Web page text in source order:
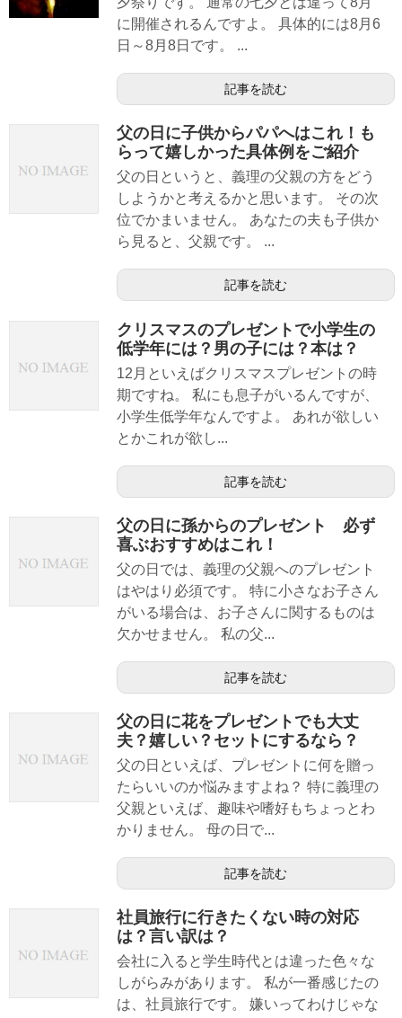
に開催されるんですよ。 具体的には8月6
日～8月8日です。 ...
記事を読む
父の日に子供からパパへはこれ！も
らって嬉しかった具体例をご紹介
父の日というと、義理の父親の方をどう
しようかと考えるかと思います。 その次
位でかまいません。 あなたの夫も子供か
ら見ると、父親です。 ...
記事を読む
クリスマスのプレゼントで小学生の
低学年には？男の子には？本は？
12月といえばクリスマスプレゼントの時
期ですね。 私にも息子がいるんですが、
小学生低学年なんですよ。 あれが欲しい
とかこれが欲し...
記事を読む
父の日に孫からのプレゼント 必ず
喜ぶおすすめはこれ！
父の日では、義理の父親へのプレゼント
はやはり必須です。 特に小さなお子さん
がいる場合は、お子さんに関するものは
欠かせません。 私の父...
記事を読む
父の日に花をプレゼントでも大丈
夫？嬉しい？セットにするなら？
父の日といえば、プレゼントに何を贈っ
たらいいのか悩みますよね？ 特に義理の
父親といえば、趣味や嗜好もちょっとわ
かりません。 母の日で...
記事を読む
社員旅行に行きたくない時の対応
は？言い訳は？
会社に入ると学生時代とは違った色々な
しがらみがあります。 私が一番感じたの
は、社員旅行です。 嫌いってわけじゃな